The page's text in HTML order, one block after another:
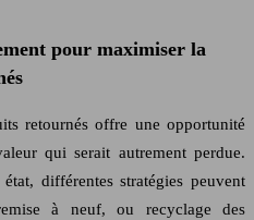
pour maximiser la
retournés offre une opportunité
qui serait autrement perdue.
différentes stratégies peuvent
à neuf, ou recyclage des